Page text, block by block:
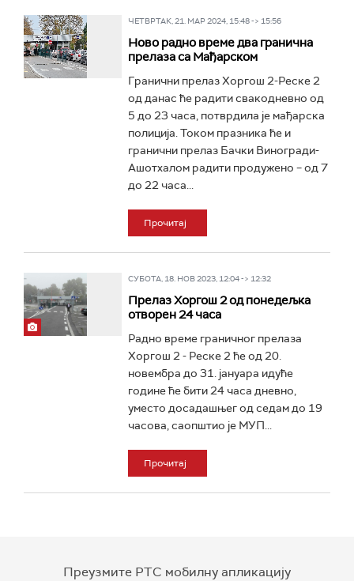
ЧЕТВРТАК, 21. МАР 2024, 15:48 -> 15:56
Ново радно време два гранична
прелаза са Мађарском
Гранични прелаз Хоргош 2-Реске 2
од данас ће радити свакодневно од
5 до 23 часа, потврдила је мађарска
полиција. Током празника ће и
гранични прелаз Бачки Виногради-
Ашотхалом радити продужено – од 7
до 22 часа...
Прочитај
СУБОТА, 18. НОВ 2023, 12:04 -> 12:32
Прелаз Хоргош 2 од понедељка
отворен 24 часа
Радно време граничног прелаза
Хоргош 2 - Реске 2 ће од 20.
новембра до 31. јануара идуће
године ће бити 24 часа дневно,
уместо досадашњег од седам до 19
часова, саопштио је МУП...
Прочитај
Преузмите РТС мобилну апликацију